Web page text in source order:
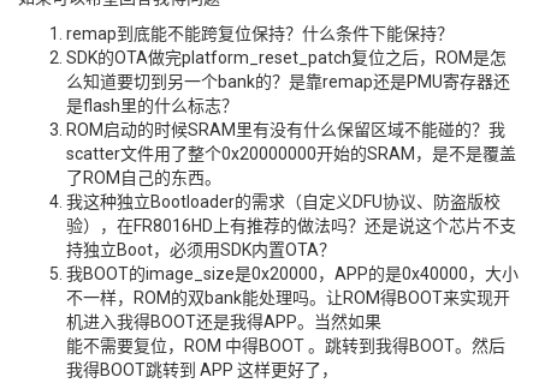
remap到底能不能跨复位保持？什么条件下能保持？
SDK的OTA做完platform_reset_patch复位之后，ROM是怎
么知道要切到另一个bank的？是靠remap还是PMU寄存器还
是flash里的什么标志？
ROM启动的时候SRAM里有没有什么保留区域不能碰的？我
scatter文件用了整个0x20000000开始的SRAM，是不是覆盖
了ROM自己的东西。
我这种独立Bootloader的需求（自定义DFU协议、防盗版校
验），在FR8016HD上有推荐的做法吗？还是说这个芯片不支
持独立Boot，必须用SDK内置OTA？
我BOOT的image_size是0x20000，APP的是0x40000，大小
不一样，ROM的双bank能处理吗。让ROM得BOOT来实现开
机进入我得BOOT还是我得APP。当然如果
能不需要复位，ROM 中得BOOT 。跳转到我得BOOT。然后
我得BOOT跳转到 APP 这样更好了，